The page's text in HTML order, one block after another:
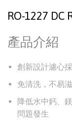
RO-1227 DC
產品介紹
創新設計濾心
免清洗，不易
降低水中鈣、
問題發生